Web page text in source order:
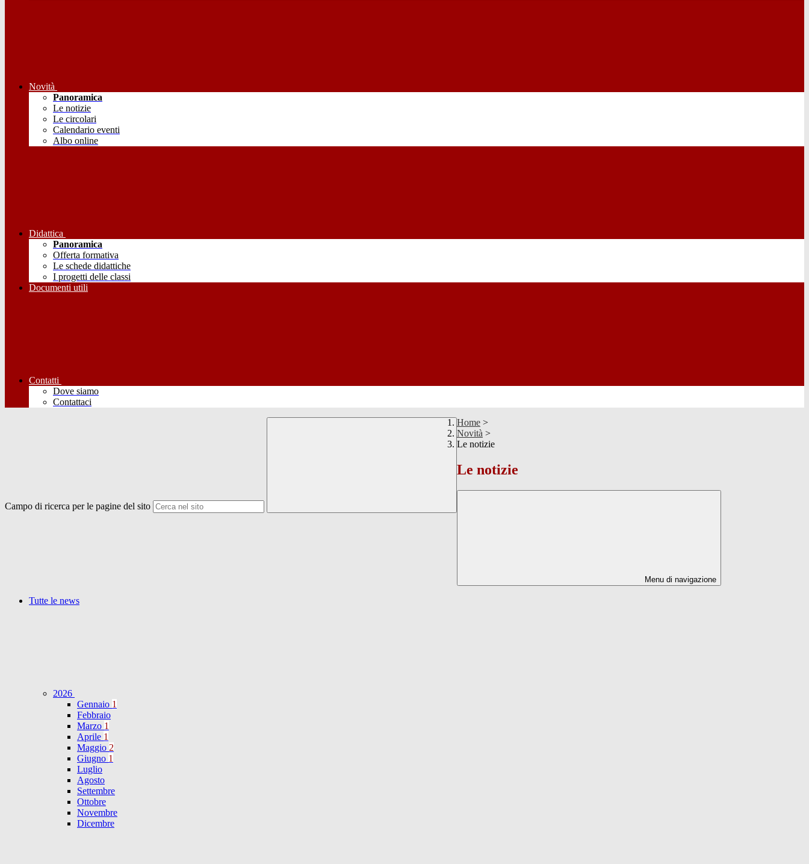
Novità
Panoramica
Le notizie
Le circolari
Calendario eventi
Albo online
Didattica
Panoramica
Offerta formativa
Le schede didattiche
I progetti delle classi
Documenti utili
Contatti
Dove siamo
Contattaci
Campo di ricerca per le pagine del sito
Home >
Novità >
Le notizie
Le notizie
Menu di navigazione
Tutte le news
2026
Gennaio 1
Febbraio
Marzo 1
Aprile 1
Maggio 2
Giugno 1
Luglio
Agosto
Settembre
Ottobre
Novembre
Dicembre